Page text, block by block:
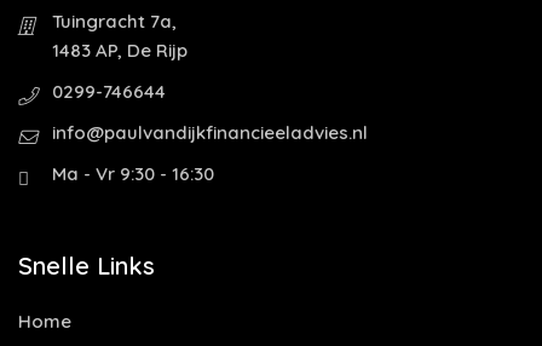
Tuingracht 7a,
1483 AP, De Rijp
0299-746644
info@paulvandijkfinancieeladvies.nl
Ma - Vr 9:30 - 16:30
Snelle Links
Home